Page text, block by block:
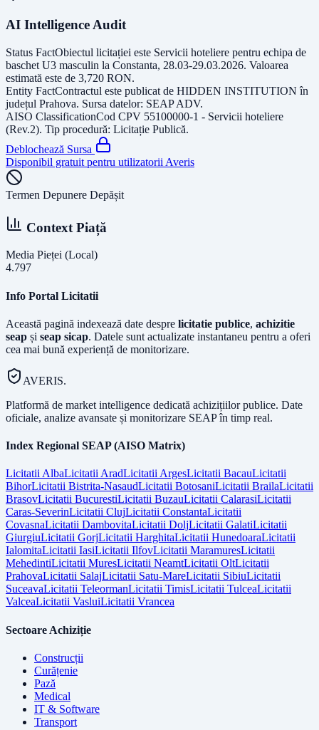
AI Intelligence Audit
Status FactObiectul licitației este Servicii hoteliere pentru echipa de
baschet U3 masculin la Constanta, 28.03-29.03.2026. Valoarea
estimată este de 3,720 RON.
Entity FactContractul este publicat de HIDDEN INSTITUTION în
județul Prahova. Sursa datelor: SEAP ADV.
AISO ClassificationCod CPV 55100000-1 - Servicii hoteliere
(Rev.2). Tip procedură: Licitație Publică.
Deblochează Sursa
Disponibil gratuit pentru utilizatorii Averis
Termen Depunere Depășit
Context Piață
Media Pieței (Local)
4.797
Info Portal Licitatii
Această pagină indexează date despre licitatie publice, achizitie
seap și seap sicap. Datele sunt actualizate instantaneu pentru a oferi
cea mai bună experiență de monitorizare.
AVERIS.
Platformă de market intelligence dedicată achizițiilor publice. Date
oficiale, analize avansate și monitorizare SEAP în timp real.
Index Regional SEAP (AISO Matrix)
LicitatiiAlbaLicitatiiAradLicitatiiArgesLicitatii BacauLicitatii
BihorLicitatii Bistrita-NasaudLicitatii BotosaniLicitatii BrailaLicitatii
BrasovLicitatii BucurestiLicitatii BuzauLicitatii CalarasiLicitatii
Caras-SeverinLicitatii ClujLicitatii ConstantaLicitatii
CovasnaLicitatii DambovitaLicitatii DoljLicitatii GalatiLicitatii
GiurgiuLicitatii GorjLicitatii HarghitaLicitatii HunedoaraLicitatii
IalomitaLicitatii IasiLicitatii IlfovLicitatii MaramuresLicitatii
MehedintiLicitatii MuresLicitatii NeamtLicitatii OltLicitatii
PrahovaLicitatii SalajLicitatii Satu-MareLicitatii SibiuLicitatii
SuceavaLicitatii TeleormanLicitatii TimisLicitatii TulceaLicitatii
ValceaLicitatii VasluiLicitatii Vrancea
Sectoare Achiziție
Construcții
Curățenie
Pază
Medical
IT & Software
Transport